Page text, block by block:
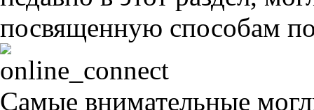
посвященную способам
Самые внимательные